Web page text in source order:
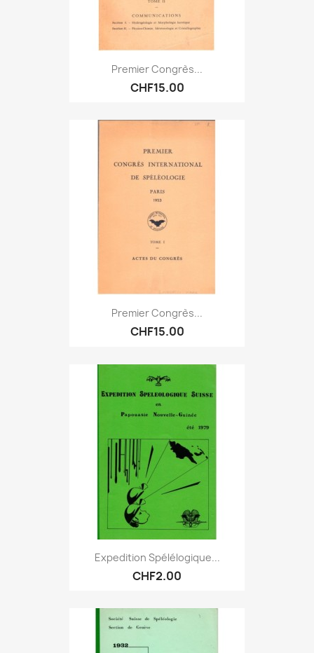
Premier Congrès...
CHF15.00
Premier Congrès...
CHF15.00
Expedition Spélélogique...
CHF2.00